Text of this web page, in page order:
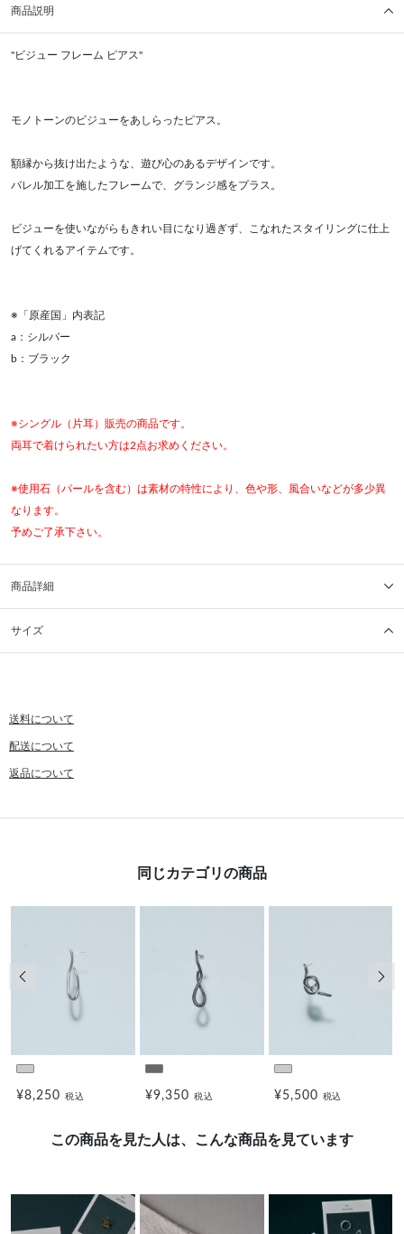
商品説明
"ビジュー フレーム ピアス"
モノトーンのビジューをあしらったピアス。
額縁から抜け出たような、遊び心のあるデザインです。
バレル加工を施したフレームで、グランジ感をプラス。
ビジューを使いながらもきれい目になり過ぎず、こなれたスタイリングに仕上
げてくれるアイテムです。
※「原産国」内表記
a：シルバー
b：ブラック
※シングル（片耳）販売の商品です。
両耳で着けられたい方は2点お求めください。
※使用石（パールを含む）は素材の特性により、色や形、風合いなどが多少異
なります。
予めご了承下さい。
商品詳細
サイズ
送料について
配送について
返品について
同じカテゴリの商品
¥8,250税込 ¥9,350 税込 ¥5,500 税込
この商品を見た人は、こんな商品を見ています